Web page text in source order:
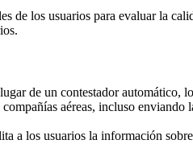
los usuarios para evaluar la
de un contestador
aéreas, incluso
a los usuarios la información